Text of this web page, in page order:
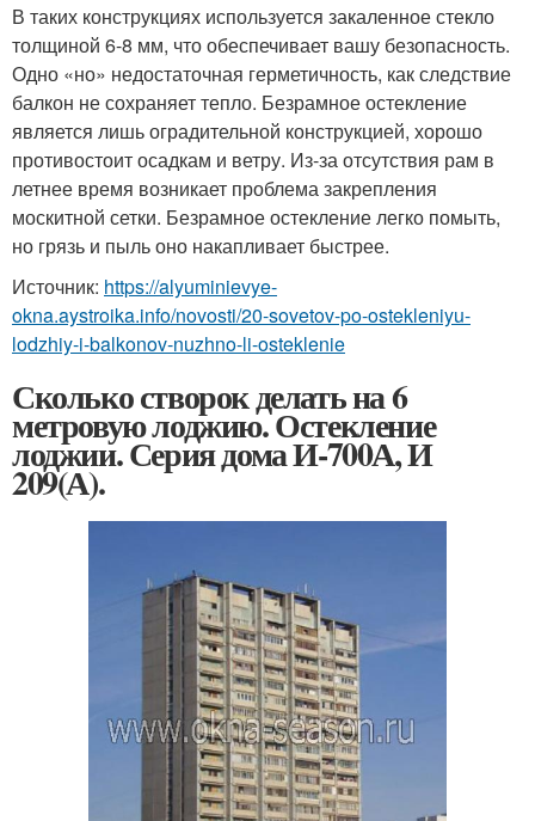
В таких конструкциях используется закаленное стекло
толщиной 6-8 мм, что обеспечивает вашу безопасность.
Одно «но» недостаточная герметичность, как следствие
балкон не сохраняет тепло. Безрамное остекление
является лишь оградительной конструкцией, хорошо
противостоит осадкам и ветру. Из-за отсутствия рам в
летнее время возникает проблема закрепления
москитной сетки. Безрамное остекление легко помыть,
но грязь и пыль оно накапливает быстрее.
Источник: https://alyuminievye-
okna.aystroika.info/novosti/20-sovetov-po-ostekleniyu-
lodzhiy-i-balkonov-nuzhno-li-osteklenie
Сколько створок делать на 6
метровую лоджию. Остекление
лоджии. Серия дома И-700А, И
209(А).